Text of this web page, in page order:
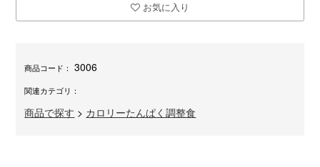
お気に入り
商品コード： 3006
関連カテゴリ：
商品で探す > カロリーたんぱく調整食